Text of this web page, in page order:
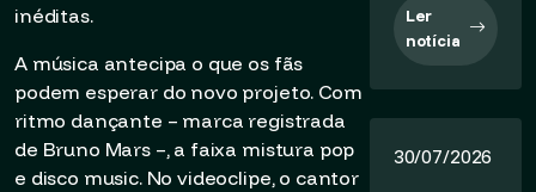
inéditas.
A música antecipa o que os fãs
podem esperar do novo projeto. Com
ritmo dançante – marca registrada
de Bruno Mars –, a faixa mistura pop
e disco music. No videoclipe, o cantor
Ler
notícia
30/07/2026